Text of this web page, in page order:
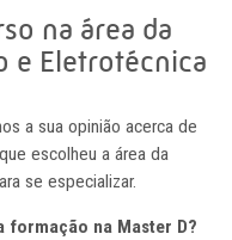
na área da
e Eletrotécnica
a sua opinião acerca de
escolheu a área da
se especializar.
formação na Master D?